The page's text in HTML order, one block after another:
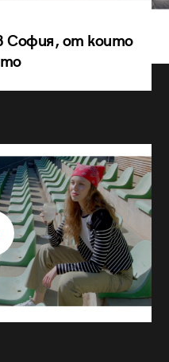
София, от които